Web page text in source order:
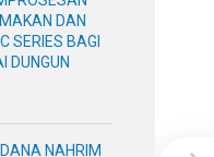
DAN
SERIES BAGI
DUNGUN
NAHRIM